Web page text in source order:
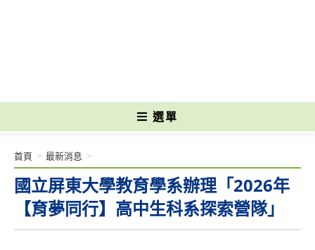
選單
國立屏東大學教育學系辦理「2026年
【育夢同行】高中生科系探索營隊」
首頁 > 最新消息 >